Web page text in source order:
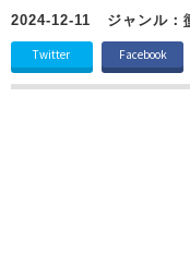
2024-12-11 ジャンル：
Twitter Facebook